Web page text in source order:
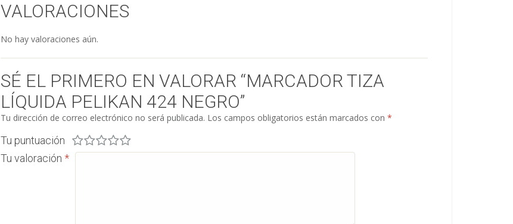
VALORACIONES
No hay valoraciones aún.
SÉ EL PRIMERO EN VALORAR “MARCADOR TIZA
LÍQUIDA PELIKAN 424 NEGRO”
Tu dirección de correo electrónico no será publicada. Los campos obligatorios están marcados con*
Tu puntuación
Tu valoración*